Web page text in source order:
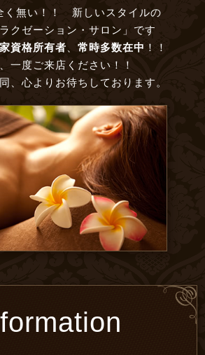
く無い！！ 新しいスタイルの
ラクゼーション・サロン」です
資格所有者 常時多数在中 ！！
一度ご来店ください！！
、心よりお待ちしております。